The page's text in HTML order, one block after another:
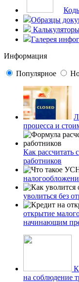
Образцы
Галерея
Информация
Популярное
процесса и
Как рассчитать
работников
уволиться без
открытие
начинающим
на соблюдение